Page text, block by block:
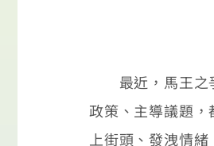
最近，馬王之爭
政策、主導議題
上街頭、發洩情